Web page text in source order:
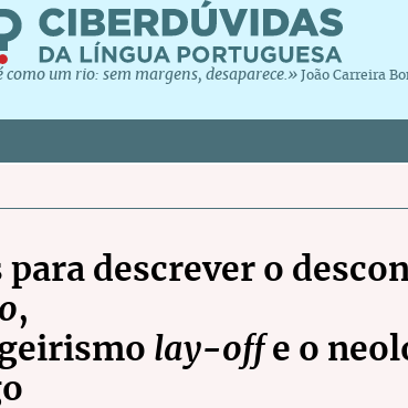
como um rio: sem margens, desaparece.» João Carreira
para descrever o
,
lay-offe o